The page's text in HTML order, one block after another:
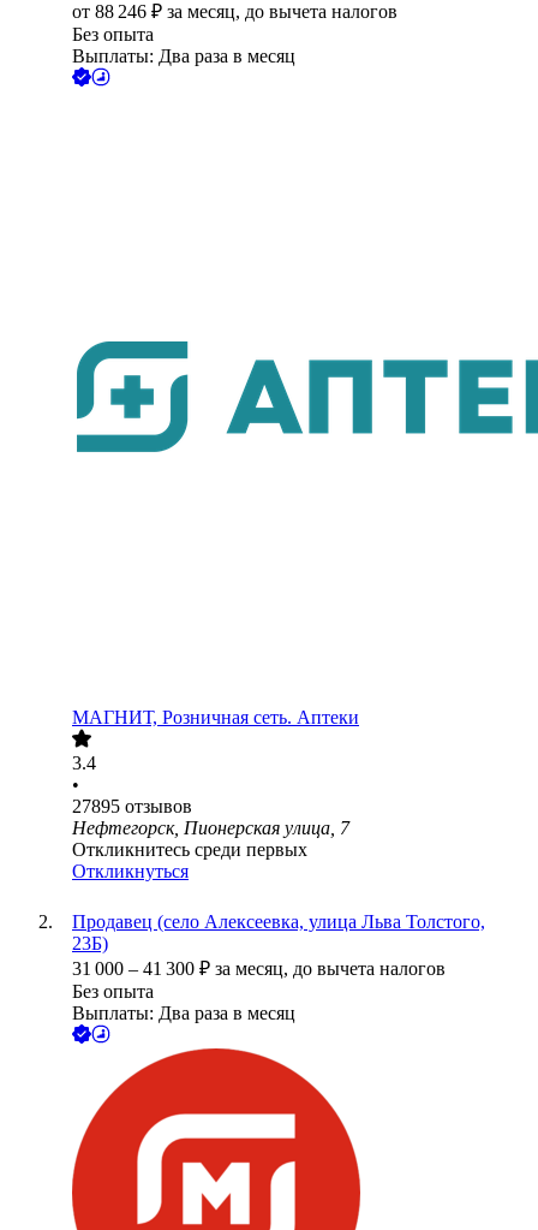
от 88 246 ₽ за месяц, до вычета налогов
Без опыта
Выплаты: Два раза в месяц
МАГНИТ, Розничная сеть. Аптеки
3.4
•
27895 отзывов
Нефтегорск, Пионерская улица, 7
Откликнитесь среди первых
Откликнуться
Продавец (село Алексеевка, улица Льва Толстого,
23Б)
31 000 – 41 300 ₽ за месяц, до вычета налогов
Без опыта
Выплаты: Два раза в месяц